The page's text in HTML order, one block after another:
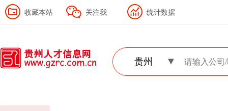
收藏本站 关注我 统计数据
贵州